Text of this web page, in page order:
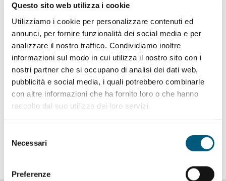
Questo sito web utilizza i cookie
Utilizziamo i cookie per personalizzare contenuti ed
annunci, per fornire funzionalità dei social media e per
analizzare il nostro traffico. Condividiamo inoltre
informazioni sul modo in cui utilizza il nostro sito con i
nostri partner che si occupano di analisi dei dati web,
pubblicità e social media, i quali potrebbero combinarle
con altre informazioni che ha fornito loro o che hanno
raccolto dal suo utilizzo dei loro servizi.
delNecessari
Preferenze
Manuela
Via Nestore, Tanaunella, Budoni SS
Italia
Emailmanuelavignati10@gmail.com
Come arrivare
Richiedi info